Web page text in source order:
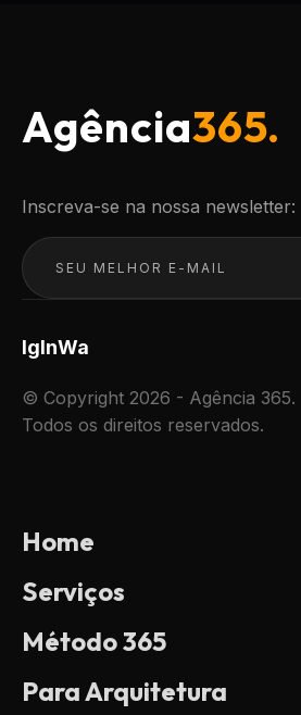
Agência365.
Inscreva-se na nossa newsletter:
IgInWa
© Copyright 2026 - Agência 365.
Todos os direitos reservados.
Home
Serviços
Método 365
Para Arquitetura